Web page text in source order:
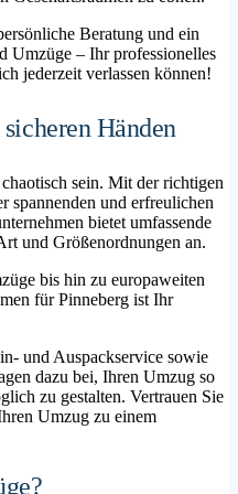
Beratung und ein
Umzüge – Ihr professionelles
jederzeit verlassen können!
Händen
sein. Mit der richtigen
spannenden und erfreulichen
bietet umfassende
und Größenordnungen an.
bis hin zu europaweiten
für Pinneberg ist Ihr
und Auspackservice sowie
dazu bei, Ihren Umzug so
zu gestalten. Vertrauen Sie
Umzug zu einem